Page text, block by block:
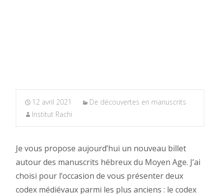
12 avril 2021
De découvertes en manuscrits
Institut Rachi
Je vous propose aujourd’hui un nouveau billet
autour des manuscrits hébreux du Moyen Age. J’ai
choisi pour l’occasion de vous présenter deux
codex médiévaux parmi les plus anciens : le codex